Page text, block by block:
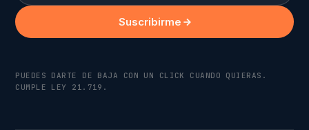
Suscribirme
PUEDES DARTE DE BAJA CON UN CLICK CUANDO QUIERAS.
CUMPLE LEY 21.719.